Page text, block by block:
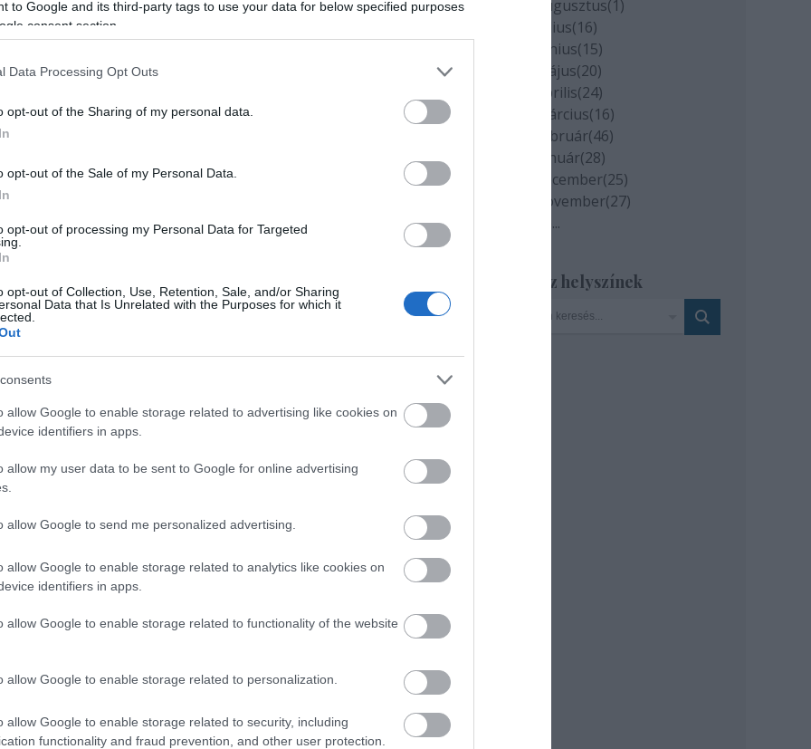
to Google and its third-party tags to use your data for below specified purposes
consent section.
Data Processing Opt Outs
opt-out of the Sharing of my personal data.
opt-out of the Sale of my Personal Data.
opt-out of processing my Personal Data for Targeted
opt-out of Collection, Use, Retention, Sale, and/or Sharing
Data that Is Unrelated with the Purposes for which it
allow Google to enable storage related to advertising like cookies on
identifiers in apps.
allow my user data to be sent to Google for online advertising
allow Google to send me personalized advertising.
allow Google to enable storage related to analytics like cookies on
identifiers in apps.
allow Google to enable storage related to functionality of the website
allow Google to enable storage related to personalization.
allow Google to enable storage related to security, including
functionality and fraud prevention, and other user protection.
kezdetére megújult a színház nézőtere, ahol
létesítettek viszont két új páholyt, így tíz fővel
Színpad néven novemberre beindulhat egy új,
fel az Amfiteátrum befedésének tervét sem -
áll majd: a műsor java részét kitevő saját
külföldi társulatok befogadott előadásaiból. A
koprodukcióval várja a közönséget az új
rugaszkodnak neki a szezonnak:
felhő - mirákulum egy részben
Sarkadi, Csiky, Gorkij, Ibsen, Kafka vagy Bulgakov
Hobó 2015-ben lesz hetven éves, így minden
szép nézőszám" - utalt
"Több mint száz előadást fogadtunk be.
ennyit, de más színházak fontos évfordulóit
mert ez egy küldetés" - hangsúlyozta.
indítanak középiskolások számára, és még
2020 augusztus(1)
2020 július(16)
2020 június(15)
2020 május(20)
2020 április(24)
2020 március(16)
2020 február(46)
2020 január(28)
2019 december(25)
2019 november(27)
...
Szinház helyszínek